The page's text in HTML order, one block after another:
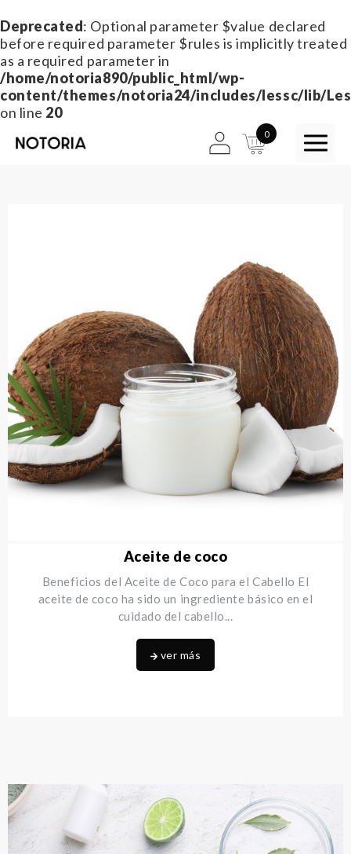
Deprecated: Optional parameter $value declared
before required parameter $rules is implicitly treated
as a required parameter in
/home/notoria890/public_html/wp-
content/themes/notoria24/includes/lessc/lib/
on line 20
0
Aceite de coco
Beneficios del Aceite de Coco para el Cabello El
aceite de coco ha sido un ingrediente básico en el
cuidado del cabello...
ver más